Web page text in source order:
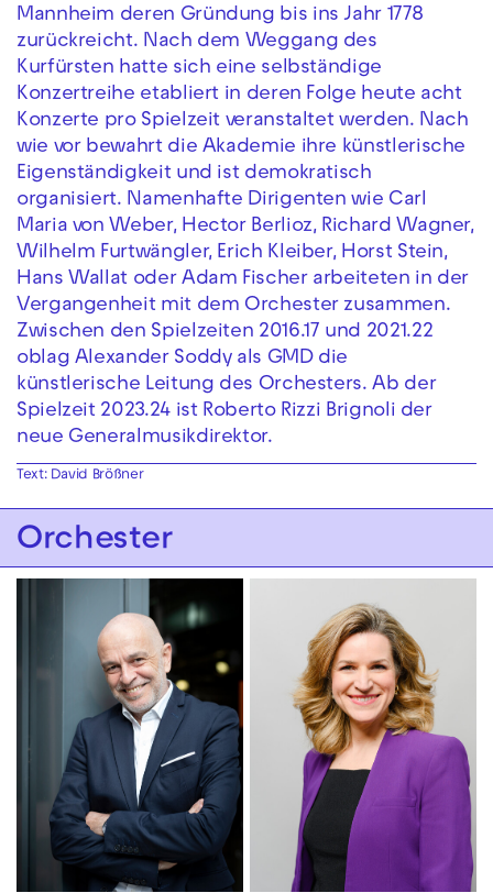
Mannheim deren Gründung bis ins Jahr 1778
zurückreicht. Nach dem Weggang des
Kurfürsten hatte sich eine selbständige
Konzertreihe etabliert in deren Folge heute acht
Konzerte pro Spielzeit veranstaltet werden. Nach
wie vor bewahrt die Akademie ihre künstlerische
Eigenständigkeit und ist demokratisch
organisiert. Namenhafte Dirigenten wie Carl
Maria von Weber, Hector Berlioz, Richard Wagner,
Wilhelm Furtwängler, Erich Kleiber, Horst Stein,
Hans Wallat oder Adam Fischer arbeiteten in der
Vergangenheit mit dem Orchester zusammen.
Zwischen den Spielzeiten 2016.17 und 2021.22
oblag Alexander Soddy als GMD die
künstlerische Leitung des Orchesters. Ab der
Spielzeit 2023.24 ist Roberto Rizzi Brignoli der
neue Generalmusikdirektor.
Text: David Brößner
Orchester